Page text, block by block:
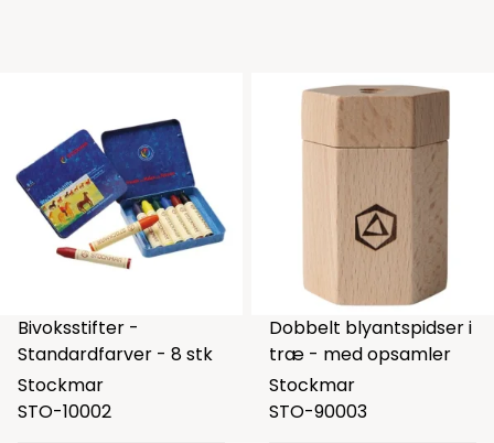
Bivoksstifter -
Standardfarver - 8 stk
Stockmar
STO-10002
Dobbelt blyantspidser i
træ - med opsamler
Stockmar
STO-90003